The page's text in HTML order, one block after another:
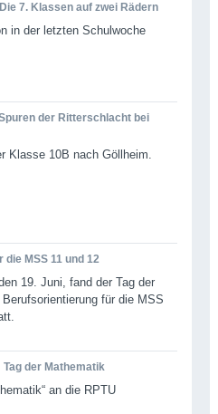
7. Klassen auf zwei Rädern
in der letzten Schulwoche
der Ritterschlacht bei
Klasse 10B nach Göllheim.
MSS 11 und 12
19. Juni, fand der Tag der
für die MSS
der Mathematik
an die RPTU